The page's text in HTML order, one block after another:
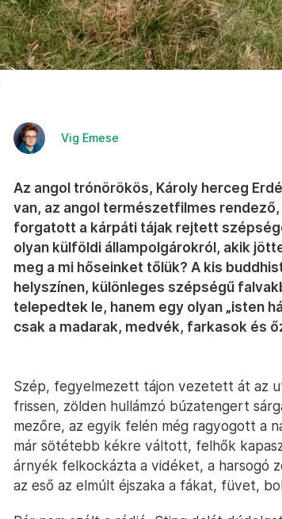
Vig Emese
Az angol trónörökös, Károly herceg
van, az angol természetfilmes
forgatott a kárpáti tájak rejtett
olyan külföldi állampolgárokról, akik
meg a mi hőseinket tőlük? A kis
helyszínen, különleges szépségű
telepedtek le, hanem egy olyan „isten
csak a madarak, medvék, farkasok és
Szép, fegyelmezett tájon vezetett át az
frissen, zölden hullámzó búzatengert
mezőre, az egyik felén még ragyogott a
már sötétebb kékre váltott, felhők
árnyék felkockázta a vidéket, a harsogó
az eső az elmúlt éjszaka a fákat, füvet,